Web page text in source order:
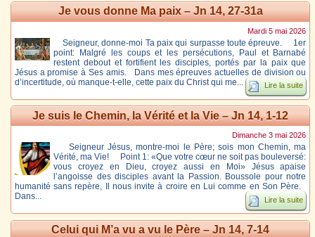
Je vous donne Ma paix – Jn 14, 27-31a
Mardi 5 mai 2026
Seigneur, donne-moi Ta paix qui surpasse toute épreuve. 1er
point: Malgré les coups et les persécutions, Paul et Barnabé
restent debout et fortifient les disciples, portés par la paix que
Jésus a promise à Ses amis. Dans mes épreuves actuelles de division ou
d’incertitude, où manque-t-elle, cette paix du Christ qui me...
Lire la suite
Je suis le Chemin, la Vérité et la Vie – Jn 14, 1-12
Dimanche 3 mai 2026
Seigneur Jésus, montre-moi le Père; sois mon Chemin, ma
Vérité, ma Vie! Point 1: «Que votre cœur ne soit pas bouleversé:
vous croyez en Dieu, croyez aussi en Moi» Jésus apaise
l’angoisse des disciples avant la Passion. Boussole pour notre
humanité sans repère, Il nous invite à croire en Lui comme en Son Père.
Dans...
Lire la suite
Celui qui M’a vu a vu le Père – Jn 14, 7-14